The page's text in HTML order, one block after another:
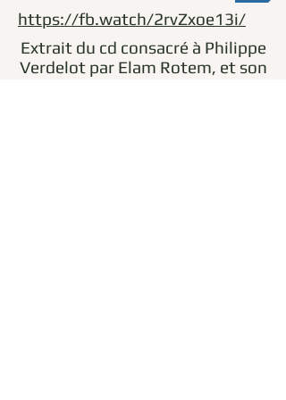
https://fb.watch/2rvZxoe13i/
Extrait du cd consacré à Philippe
Verdelot par Elam Rotem, et son